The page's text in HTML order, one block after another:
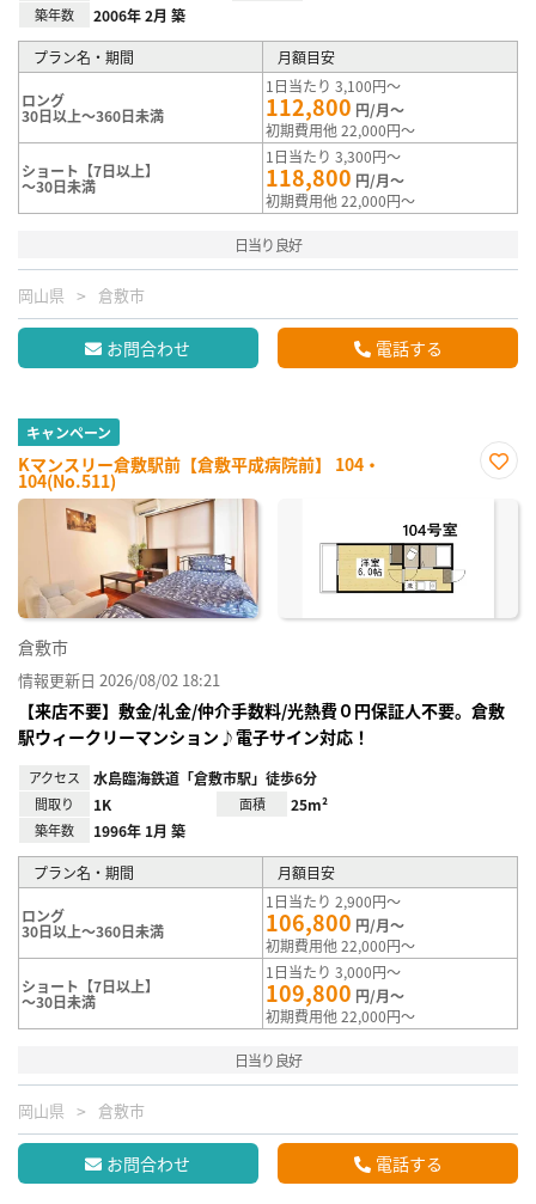
築年数 2006年 2月 築
プラン名・期間 月額目安
ロング
30日以上～360日未満
1日当たり 3,100円～
112,800 円/月～
初期費用他 22,000円～
ショート【7日以上】
～30日未満
1日当たり 3,300円～
118,800 円/月～
初期費用他 22,000円～
日当り良好
岡山県 倉敷市
お問合わせ 電話する
キャンペーン
Kマンスリー倉敷駅前【倉敷平成病院前】 104・
104(No.511)
に入
倉敷市
情報更新日 2026/08/02 18:21
【来店不要】敷金/礼金/仲介手数料/光熱費０円保証人不要。倉敷
駅ウィークリーマンション♪電子サイン対応！
アクセス 水島臨海鉄道「倉敷市駅」徒歩6分
間取り 1K 面積 25m²
築年数 1996年 1月 築
プラン名・期間 月額目安
ロング
30日以上～360日未満
1日当たり 2,900円～
106,800 円/月～
初期費用他 22,000円～
ショート【7日以上】
～30日未満
1日当たり 3,000円～
109,800 円/月～
初期費用他 22,000円～
日当り良好
岡山県 倉敷市
お問合わせ 電話する